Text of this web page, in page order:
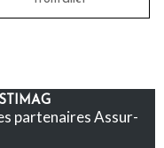
partenaires Assur-